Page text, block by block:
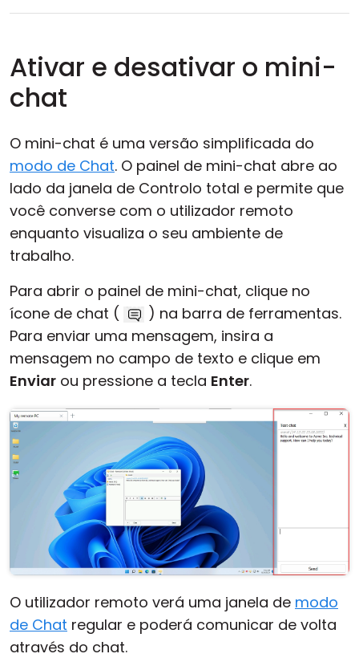
Ativar e desativar o mini-
chat
O mini-chat é uma versão simplificada do
modo de Chat. O painel de mini-chat abre ao
lado da janela de Controlo total e permite que
você converse com o utilizador remoto
enquanto visualiza o seu ambiente de
trabalho.
Para abrir o painel de mini-chat, clique no
ícone de chat (
) na barra de ferramentas.
Para enviar uma mensagem, insira a
mensagem no campo de texto e clique em
Enviar ou pressione a tecla Enter.
O utilizador remoto verá uma janela de modo
de Chat regular e poderá comunicar de volta
através do chat.